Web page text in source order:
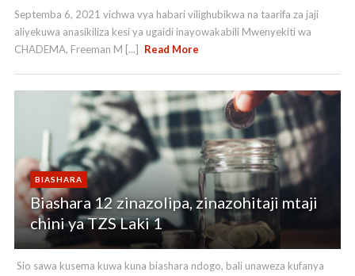
Septemba 6, 2021 vichwa vya habari vilighubikwa na taarifa za jaji
aliyekuwa anasikiliza kesi ya ugaidi inayowakabili Mwenyekiti wa
CHADEMA, Freeman M [...]
Read More
BIASHARA
Biashara 12 zinazolipa, zinazohitaji mtaji
chini ya TZS Laki 1
Sio sawa kusema kuwa kuna biashara ndogo, bali unaweza kufanya